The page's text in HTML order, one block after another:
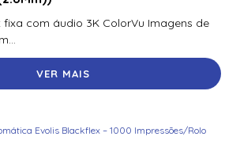
Abloy | Placa De Expansão Para
V300
Abloy | Controlador Vertx Evo™
fixa com áudio 3K ColorVu Imagens de
VER MAIS